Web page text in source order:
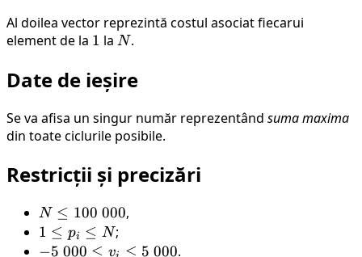
Al doilea vector reprezintă costul asociat fiecarui
element de la 1
1 la N
N.
Date de ieșire
Se va afisa un singur număr reprezentând suma maxima
din toate ciclurile posibile.
Restricții și precizări
N
\leq
100
N ≤ 100 000,
1
\leq
1 ≤ pi ≤ N;
-5 \
−5 000 ≤ v ≤ 5 000.